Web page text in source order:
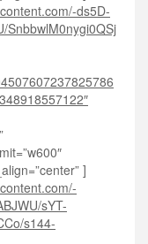
ds5D-
SnbbwlM0nygi0QSj
]
sYT-
s144-